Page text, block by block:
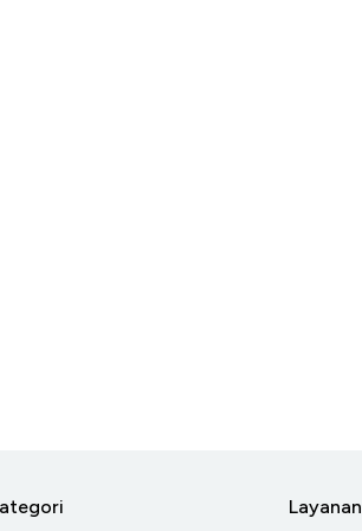
Layanan